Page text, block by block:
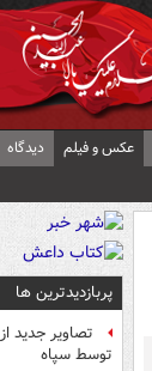
عکس و فیلم دیدگاه
پربازدیدترین ها
تصاویر جدید
توسط سپاه